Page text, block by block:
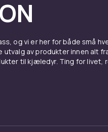
og vi er her for både små
av produkter innen alt
til kjæledyr. Ting for livet,